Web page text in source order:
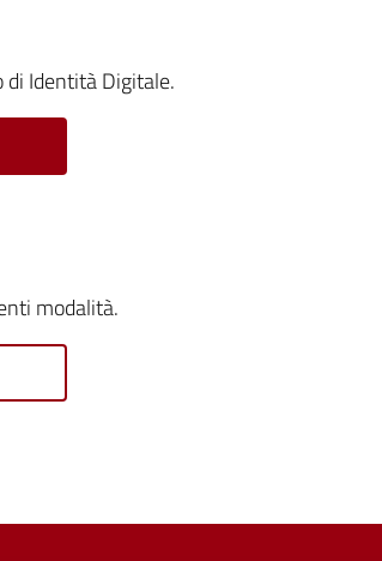
di Identità Digitale.
modalità.